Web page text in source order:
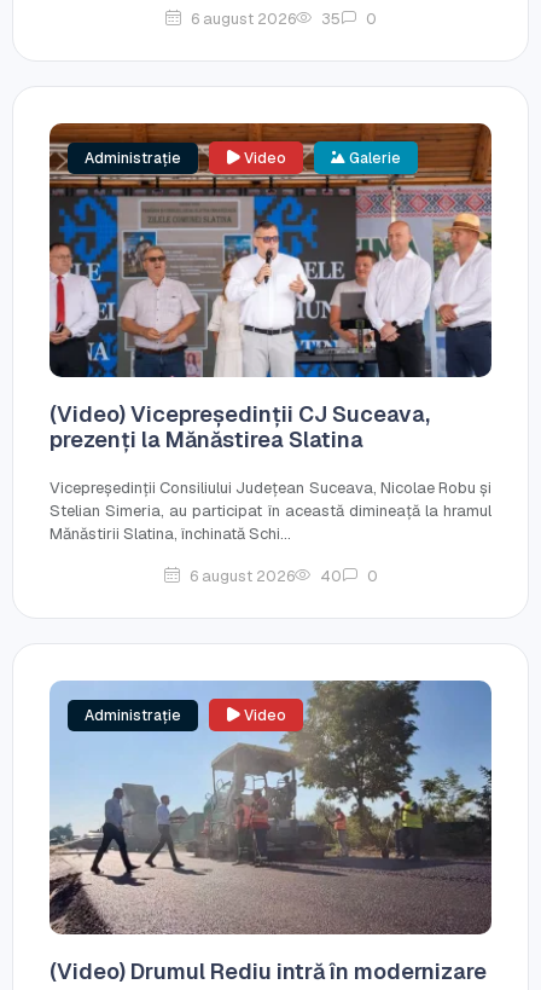
6 august 2026 35 0
Administrație Video Galerie
(Video) Vicepreședinții CJ Suceava,
prezenți la Mănăstirea Slatina
Vicepreședinții Consiliului Județean Suceava, Nicolae Robu și
Stelian Simeria, au participat în această dimineață la hramul
Mănăstirii Slatina, închinată Schi...
6 august 2026 40 0
Administrație Video
(Video) Drumul Rediu intră în modernizare